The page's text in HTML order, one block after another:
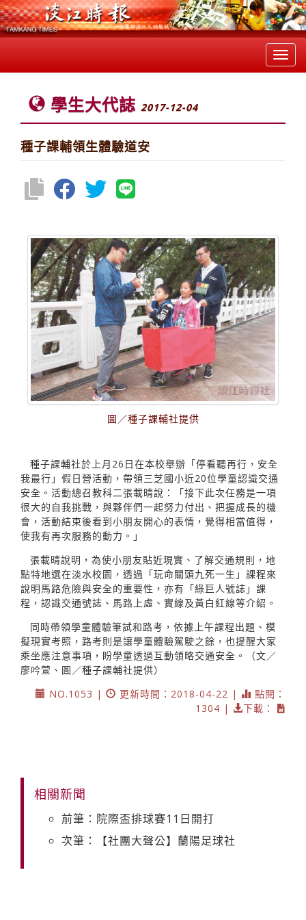
學生大代誌 2017-12-04
種子課輔領生體驗道安
圖／種子課輔社提供
種子課輔社於上月26日在本校舉辦「停看聽再行，安全
我最行」假日營活動，帶領三芝國小近20位學童認識交通
安全。活動總召教科二張載晴說：「接下此次任務是一項
很大的自我挑戰，與夥伴們一起努力付出、把握成長的機
會，活動結束後看到小朋友開心的表情，覺得相當值得，
使我有再次服務的動力。」
張載晴說明，為使小朋友貼近現實、了解交通規則，地
點特地選在淡水校園，透過「玩命關頭九死一生」課程來
說明馬路危險與安全的重要性，亦有「綠巨人號誌」課
程，認識交通號誌、馬路上虛、實線及黃白紅線等介紹。
同時帶領學童體驗筆試和路考，依據上午課程出題、模
擬現實考照，路考則是讓學童體驗駕駛之餘，也提醒大家
乘坐應注意事項，盼學童透過互動領略交通安全。（文／
廖吟萱、圖／種子課輔社提供）
NO.1053 |
更新時間：2018-04-22 |
點閱：
1304 |
下載：
相關新聞
前筆：院際盃排球賽11日開打
次筆：【社團大聲公】蘭陽足球社